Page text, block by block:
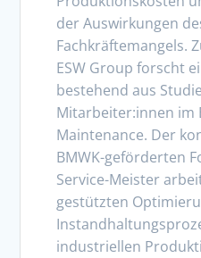
der Auswirkungen
Fachkräftemangels.
ESW Group forscht
bestehend aus
Mitarbeiter:innen im
Maintenance. Der
BMWK-geförderten
Service-Meister
gestützten
industriellen